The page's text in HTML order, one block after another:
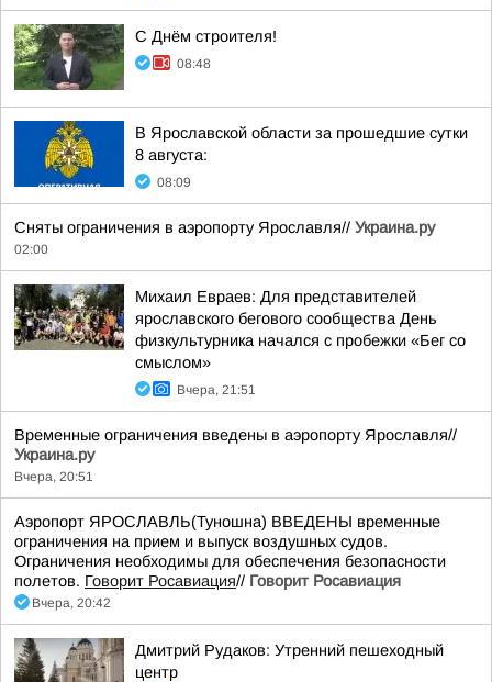
С Днём строителя!
08:48
В Ярославской области за прошедшие сутки
8 августа:
08:09
Сняты ограничения в аэропорту Ярославля// Украина.ру
02:00
Михаил Евраев: Для представителей
ярославского бегового сообщества День
физкультурника начался с пробежки «Бег со
смыслом»
Вчера, 21:51
Временные ограничения введены в аэропорту Ярославля//
Украина.ру
Вчера, 20:51
Аэропорт ЯРОСЛАВЛЬ(Туношна) ВВЕДЕНЫ временные
ограничения на прием и выпуск воздушных судов.
Ограничения необходимы для обеспечения безопасности
полетов. Говорит Росавиация// Говорит Росавиация
Вчера, 20:42
Дмитрий Рудаков: Утренний пешеходный
центр